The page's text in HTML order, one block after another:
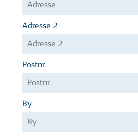
Adresse 2
Postnr.
By